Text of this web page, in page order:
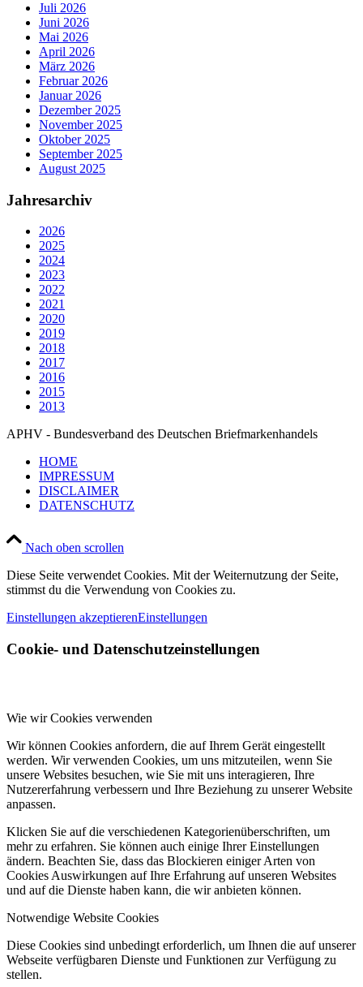
Juli 2026
Juni 2026
Mai 2026
April 2026
März 2026
Februar 2026
Januar 2026
Dezember 2025
November 2025
Oktober 2025
September 2025
August 2025
Jahresarchiv
2026
2025
2024
2023
2022
2021
2020
2019
2018
2017
2016
2015
2013
APHV - Bundesverband des Deutschen Briefmarkenhandels
HOME
IMPRESSUM
DISCLAIMER
DATENSCHUTZ
Nach oben scrollen
Diese Seite verwendet Cookies. Mit der Weiternutzung der Seite,
stimmst du die Verwendung von Cookies zu.
Einstellungen akzeptierenEinstellungen
Cookie- und Datenschutzeinstellungen
Wie wir Cookies verwenden
Wir können Cookies anfordern, die auf Ihrem Gerät eingestellt
werden. Wir verwenden Cookies, um uns mitzuteilen, wenn Sie
unsere Websites besuchen, wie Sie mit uns interagieren, Ihre
Nutzererfahrung verbessern und Ihre Beziehung zu unserer Website
anpassen.
Klicken Sie auf die verschiedenen Kategorienüberschriften, um
mehr zu erfahren. Sie können auch einige Ihrer Einstellungen
ändern. Beachten Sie, dass das Blockieren einiger Arten von
Cookies Auswirkungen auf Ihre Erfahrung auf unseren Websites
und auf die Dienste haben kann, die wir anbieten können.
Notwendige Website Cookies
Diese Cookies sind unbedingt erforderlich, um Ihnen die auf unserer
Webseite verfügbaren Dienste und Funktionen zur Verfügung zu
stellen.